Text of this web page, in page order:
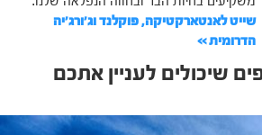
שייט לאנטארקטיקה, פוקלנד וג'ורג'יה
הדרומית >>
שיכולים לעניין אתכם